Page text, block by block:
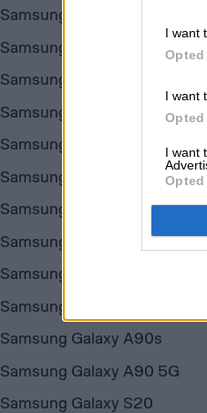
I want
Opted
I want
Opted
I want
Opted
Samsung Galaxy A41
Samsung Galaxy A50
Samsung Galaxy A50s
Samsung Galaxy A51
Samsung Galaxy A60
Samsung Galaxy A70
Samsung Galaxy A70s
Samsung Galaxy A71
Samsung Galaxy A71 5G
Samsung Galaxy A80
Samsung Galaxy A90s
Samsung Galaxy A90 5G
Samsung Galaxy S20